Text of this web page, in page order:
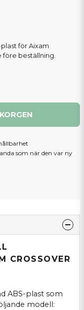
för Aixam
före beställning.
som när den var ny
CROSSOVER
ABS-plast som
modell: